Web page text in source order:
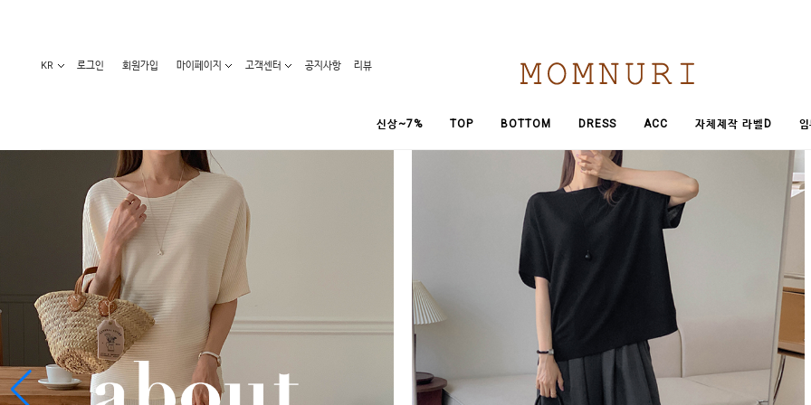
KR 로그인 회원가입 마이페이지 고객센터 공지사항 리뷰
신상~7% TOP BOTTOM DRESS ACC 자체제작 라벨D
카테고리
베스트100
라벨디
오늘발송
세일50-80%
임산부화장품
1+1세일
기획전
원피스
블라우스/니트
티/나시
아우터
임산부하의
레깅스/스타킹
수유복
요가복